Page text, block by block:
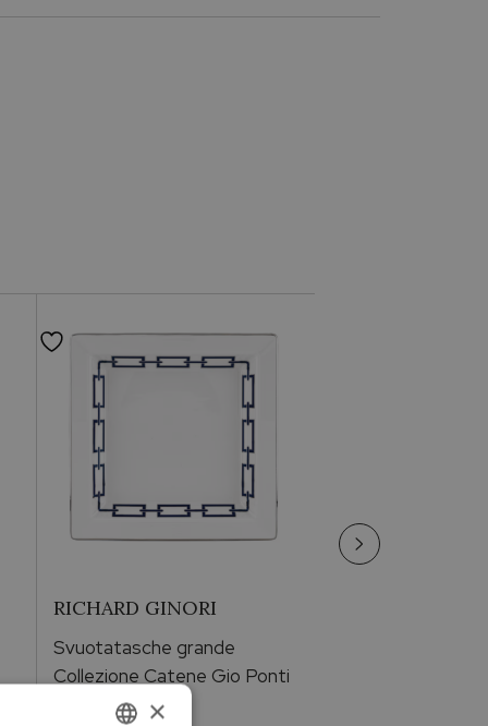
RICHARD GINORI
Svuotatasche grande
Collezione Catene Gio Ponti
×